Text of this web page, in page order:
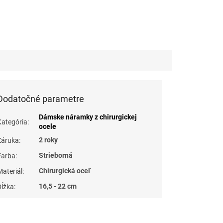
parametre
:
Dámske náramky z chirurgickej
ocele
:
2 roky
:
Strieborná
:
Chirurgická oceľ
: 16,5 - 22 cm